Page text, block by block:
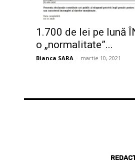
1.700 de lei pe lună
o „normalitate”...
Bianca SARA - martie 10, 2021